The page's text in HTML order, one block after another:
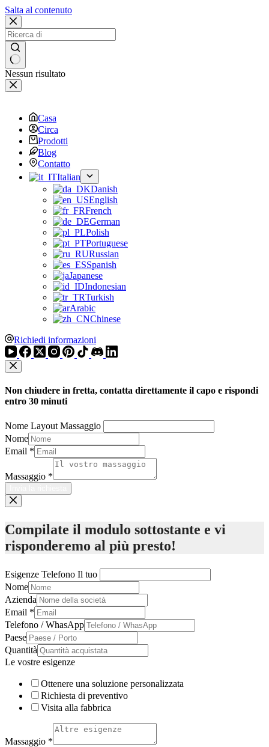
Salta al contenuto
Nessun risultato
Casa
Circa
Prodotti
Blog
Contatto
Italian
Danish
English
French
German
Polish
Portuguese
Russian
Spanish
Japanese
Indonesian
Turkish
Arabic
Chinese
Richiedi informazioni
Non chiudere in fretta, contatta direttamente il capo e rispondi
entro 30 minuti
Nome Layout Massaggio
Nome
Email *
Massaggio *
Compilate il modulo sottostante e vi
risponderemo al più presto!
Esigenze Telefono Il tuo
Nome
Azienda
Email *
Telefono / WhasApp
Paese
Quantità
Le vostre esigenze
Ottenere una soluzione personalizzata
Richiesta di preventivo
Visita alla fabbrica
Massaggio *